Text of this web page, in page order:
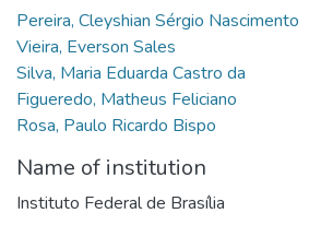
Pereira, Cleyshian Sérgio Nascimento
Vieira, Everson Sales
Silva, Maria Eduarda Castro da
Figueredo, Matheus Feliciano
Rosa, Paulo Ricardo Bispo
Name of institution
Instituto Federal de Brasília